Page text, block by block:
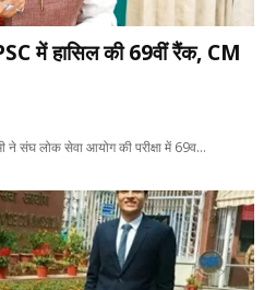
में हासिल की 69वीं रैंक, CM
ने संघ लोक सेवा आयोग की परीक्षा में 69व…